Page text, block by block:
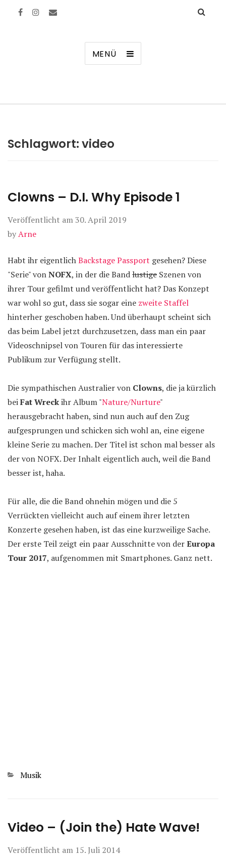
MENÜ
Schlagwort:video
Clowns – D.I. Why Episode 1
Veröffentlicht am 30. April 2019
byArne
Habt ihr eigentlichBackstage Passport gesehen? Diese
"Serie" vonNOFX, in der die Bandlustige Szenen von
ihrer Tour gefilmt und veröffentlicht hat? Das Konzept
war wohl so gut, dass sie sogar eine zweite Staffel
hinterher geschoben haben. Und überhaupt scheint sich
das beim Label jetzt durchzusetzen, dass man ein paar
Videoschnipsel von Touren für das interessierte
Publikum zur Verfügung stellt.
Die sympathischen Australier von Clowns, die ja kürzlich
beiFat Wreckihr Album "Nature/Nurture"
herausgebracht haben, sind nun auch auf den Zug
aufgesprungen und schicken sich wohl an, eine eigene
kleine Serie zu machen. Der Titel ist schon mal besser als
der von NOFX. Der Inhalt eigentlich auch, weil die Band
besser ist, haha.
Für alle, die die Band ohnehin mögen und die 5
Verrückten vielleicht auch auf einem ihrer letzten
Konzerte gesehen haben, ist das eine kurzweilige Sache.
Der erste Teil zeigt ein paar Ausschnitte von derEuropa
Tour 2017, aufgenommen mit Smartphones. Ganz nett.
Kategorien
Musik
Video – (Join the) Hate Wave!
Veröffentlicht am 15. Juli 2014